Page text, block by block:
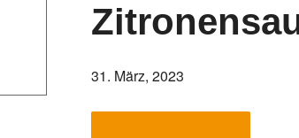
31. März, 2023